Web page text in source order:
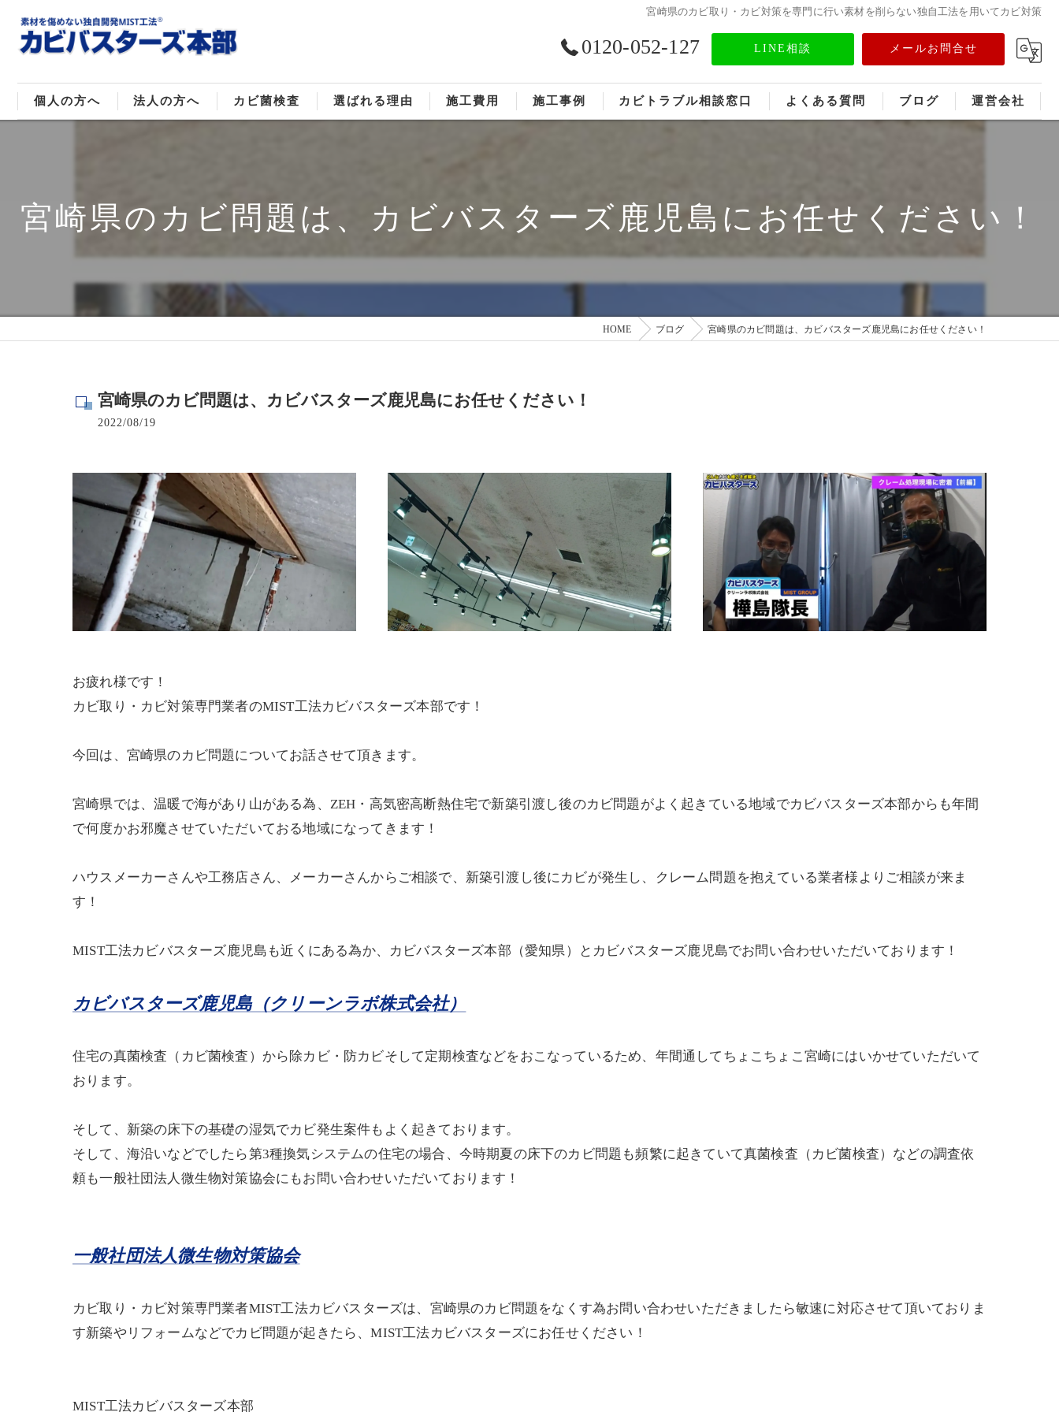
宮崎県のカビ取り・カビ対策を専門に行い素材を削らない独自工法を用いてカビ対策
0120-052-127 LINE相談 メールお問合せ
個人の方へ 法人の方へ
店舗のカビ取り
病院･クリニックのカビ取り
公共施設のカビ取り
カビ菌検査 選ばれる理由 施工費用 施工事例 カビトラブル相談窓口 よくある質問 ブログ 運営会社
宮崎県のカビ問題は、カビバスターズ鹿児島にお任せください！
HOME ブログ 宮崎県のカビ問題は、カビバスターズ鹿児島にお任せください！
宮崎県のカビ問題は、カビバスターズ鹿児島にお任せください！
2022/08/19
お疲れ様です！
カビ取り・カビ対策専門業者のMIST工法カビバスターズ本部です！
今回は、宮崎県のカビ問題についてお話させて頂きます。
宮崎県では、温暖で海があり山がある為、ZEH・高気密高断熱住宅で新築引渡し後のカビ問題がよく起きている地域でカビバスターズ本部からも年間
で何度かお邪魔させていただいておる地域になってきます！
ハウスメーカーさんや工務店さん、メーカーさんからご相談で、新築引渡し後にカビが発生し、クレーム問題を抱えている業者様よりご相談が来ま
す！
MIST工法カビバスターズ鹿児島も近くにある為か、カビバスターズ本部（愛知県）とカビバスターズ鹿児島でお問い合わせいただいております！
カビバスターズ鹿児島（クリーンラボ株式会社）
住宅の真菌検査（カビ菌検査）から除カビ・防カビそして定期検査などをおこなっているため、年間通してちょこちょこ宮崎にはいかせていただいて
おります。
そして、新築の床下の基礎の湿気でカビ発生案件もよく起きております。
そして、海沿いなどでしたら第3種換気システムの住宅の場合、今時期夏の床下のカビ問題も頻繁に起きていて真菌検査（カビ菌検査）などの調査依
頼も一般社団法人微生物対策協会にもお問い合わせいただいております！
一般社団法人微生物対策協会
カビ取り・カビ対策専門業者MIST工法カビバスターズは、宮崎県のカビ問題をなくす為お問い合わせいただきましたら敏速に対応させて頂いておりま
す新築やリフォームなどでカビ問題が起きたら、MIST工法カビバスターズにお任せください！
MIST工法カビバスターズ本部